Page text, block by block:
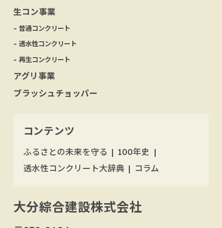
生コン事業
- 普通コンクリート
- 透水性コンクリート
- 再生コンクリート
アグリ事業
ブラッシュチョッパー
コンテンツ
ふるさとの未来を守る
100年史
透水性コンクリート大辞典
コラム
大分綜合建設株式会社